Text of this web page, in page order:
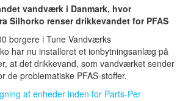
vandværk i Danmark, hvor
Silhorko renser drikkevandet for PFAS
borgere i Tune Vandværks
har nu installeret et ionbytningsanlæg på
at det drikkevand, som vandværket sender
de problematiske PFAS-stoffer.
af enheder inden for Parts-Per